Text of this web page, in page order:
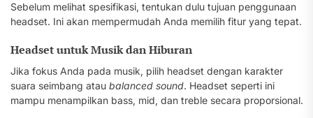
Sebelum melihat spesifikasi, tentukan dulu tujuan penggunaan
headset. Ini akan mempermudah Anda memilih fitur yang tepat.
Headset untuk Musik dan Hiburan
Jika fokus Anda pada musik, pilih headset dengan karakter
suara seimbang atau balanced sound. Headset seperti ini
mampu menampilkan bass, mid, dan treble secara proporsional.